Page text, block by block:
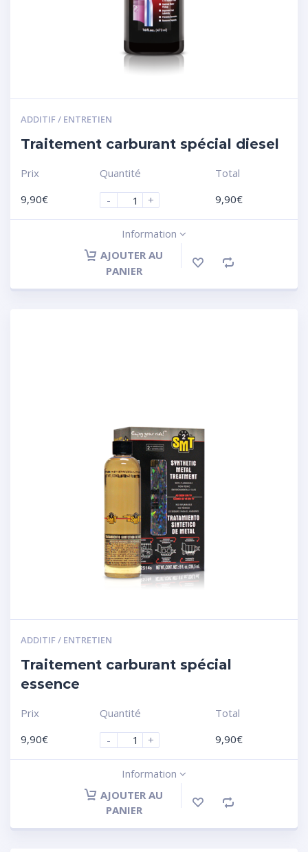
ADDITIF / ENTRETIEN
Traitement carburant spécial diesel
Prix
9,90€
Quantité
-
+
Total
9,90€
Information
AJOUTER AU
PANIER
ADDITIF / ENTRETIEN
Traitement carburant spécial
essence
Prix
9,90€
Quantité
-
+
Total
9,90€
Information
AJOUTER AU
PANIER